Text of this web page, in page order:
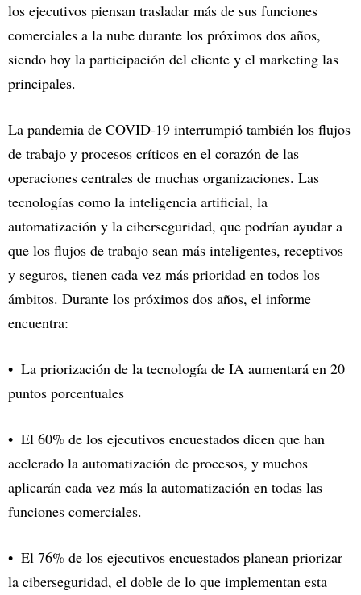
los ejecutivos piensan trasladar más de sus funciones
comerciales a la nube durante los próximos dos años,
siendo hoy la participación del cliente y el marketing las
principales.
La pandemia de COVID-19 interrumpió también los flujos
de trabajo y procesos críticos en el corazón de las
operaciones centrales de muchas organizaciones. Las
tecnologías como la inteligencia artificial, la
automatización y la ciberseguridad, que podrían ayudar a
que los flujos de trabajo sean más inteligentes, receptivos
y seguros, tienen cada vez más prioridad en todos los
ámbitos. Durante los próximos dos años, el informe
encuentra:
La priorización de la tecnología de IA aumentará en 20
puntos porcentuales
El 60% de los ejecutivos encuestados dicen que han
acelerado la automatización de procesos, y muchos
aplicarán cada vez más la automatización en todas las
funciones comerciales.
El 76% de los ejecutivos encuestados planean priorizar
la ciberseguridad, el doble de lo que implementan esta